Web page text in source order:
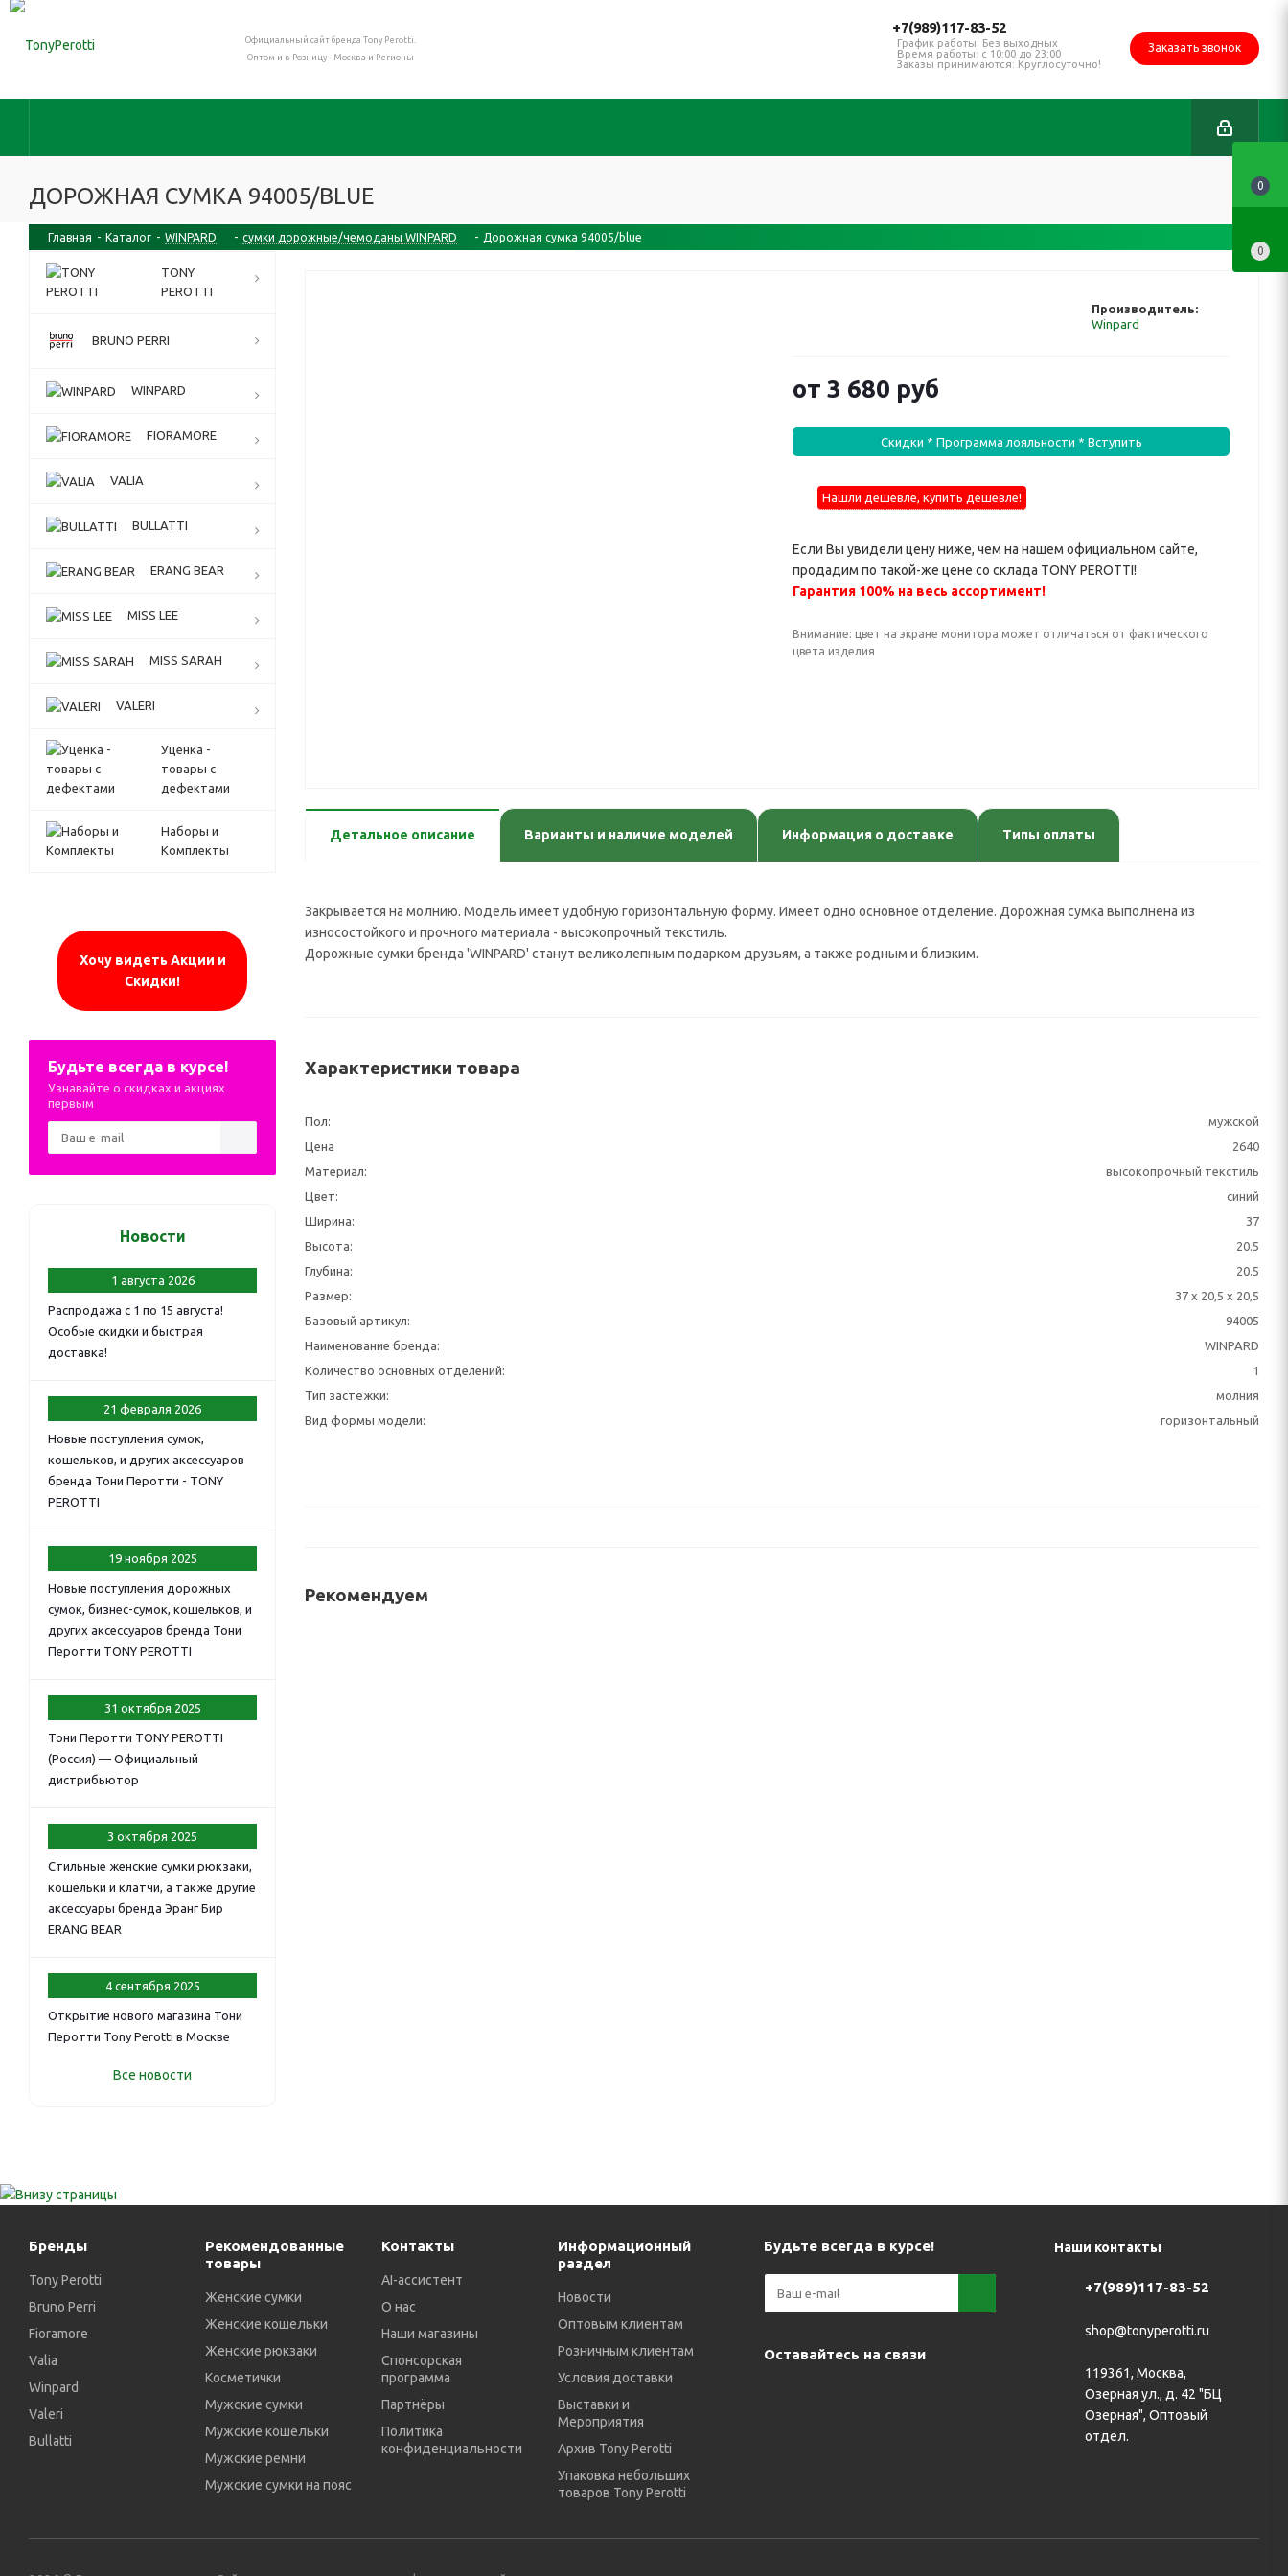
Официальный сайт бренда Tony Perotti.
Оптом и в Розницу - Москва и Регионы
+7(989)117-83-52
График работы: Без выходных
Время работы: с 10:00 до 23:00
Заказы принимаются: Круглосуточно!
Заказать звонок
ДОРОЖНАЯ СУМКА 94005/BLUE
Главная - Каталог - WINPARD - сумки дорожные/чемоданы WINPARD - Дорожная сумка 94005/blue
Производитель:
Winpard
от 3 680 руб
Скидки * Программа лояльности * Вступить
Нашли дешевле, купить дешевле!
Если Вы увидели цену ниже, чем на нашем официальном сайте,
продадим по такой-же цене со склада TONY PEROTTI!
Гарантия 100% на весь ассортимент!
Внимание: цвет на экране монитора может отличаться от фактического
цвета изделия
Детальное описание Варианты и наличие моделей Информация о доставке Типы оплаты
Закрывается на молнию. Модель имеет удобную горизонтальную форму. Имеет одно основное отделение. Дорожная сумка выполнена из
износостойкого и прочного материала - высокопрочный текстиль.
Дорожные сумки бренда 'WINPARD' станут великолепным подарком друзьям, а также родным и близким.
Характеристики товара
Пол:
мужской
Цена
2640
Материал:
высокопрочный текстиль
Цвет:
синий
Ширина:
37
Высота:
20.5
Глубина:
20.5
Размер:
37 x 20,5 x 20,5
Базовый артикул:
94005
Наименование бренда:
WINPARD
Количество основных отделений:
1
Тип застёжки:
молния
Вид формы модели:
горизонтальный
Рекомендуем
TONY
PEROTTI
BRUNO PERRI
WINPARD
FIORAMORE
VALIA
BULLATTI
ERANG BEAR
MISS LEE
MISS SARAH
VALERI
Уценка -
товары с
дефектами
Наборы и
Комплекты
Хочу видеть Акции и
Скидки!
Будьте всегда в курсе!
Узнавайте о скидках и акциях
первым
Новости
1 августа 2026
Распродажа с 1 по 15 августа!
Особые скидки и быстрая
доставка!
21 февраля 2026
Новые поступления сумок,
кошельков, и других аксессуаров
бренда Тони Перотти - TONY
PEROTTI
19 ноября 2025
Новые поступления дорожных
сумок, бизнес-сумок, кошельков, и
других аксессуаров бренда Тони
Перотти TONY PEROTTI
31 октября 2025
Тони Перотти TONY PEROTTI
(Россия) — Официальный
дистрибьютор
3 октября 2025
Стильные женские сумки рюкзаки,
кошельки и клатчи, а также другие
аксессуары бренда Эранг Бир
ERANG BEAR
4 сентября 2025
Открытие нового магазина Тони
Перотти Tony Perotti в Москве
Все новости
Бренды
Tony Perotti
Bruno Perri
Fioramore
Valia
Winpard
Valeri
Bullatti
Рекомендованные
товары
Женские сумки
Женские кошельки
Женские рюкзаки
Косметички
Мужские сумки
Мужские кошельки
Мужские ремни
Мужские сумки на пояс
Контакты
AI-ассистент
О нас
Наши магазины
Спонсорская
программа
Партнёры
Политика
конфиденциальности
Информационный
раздел
Новости
Оптовым клиентам
Розничным клиентам
Условия доставки
Выставки и
Мероприятия
Архив Tony Perotti
Упаковка небольших
товаров Tony Perotti
Будьте всегда в курсе!
Оставайтесь на связи
Наши контакты
+7(989)117-83-52
shop@tonyperotti.ru
119361, Москва,
Озерная ул., д. 42 "БЦ
Озерная", Оптовый
отдел.
0
0